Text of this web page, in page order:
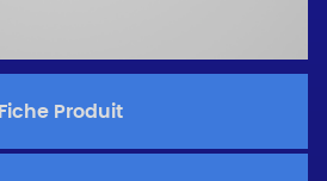
Fiche Produit